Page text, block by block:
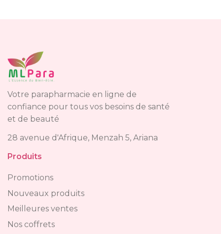
Votre parapharmacie en ligne de
confiance pour tous vos besoins de santé
et de beauté
28 avenue d'Afrique, Menzah 5, Ariana
Produits
Promotions
Nouveaux produits
Meilleures ventes
Nos coffrets